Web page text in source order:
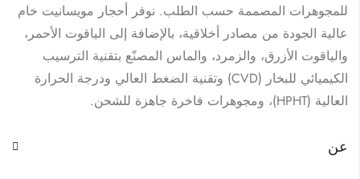
للمجوهرات المصممة حسب الطلب. نوفر أحجار مويسانيت خام
عالية الجودة من مصادر أخلاقية، بالإضافة إلى الياقوت الأحمر،
والياقوت الأزرق، والزمرد، والماس المصنّع بتقنية الترسيب
الكيميائي للبخار (CVD) وتقنية الضغط العالي ودرجة الحرارة
العالية (HPHT)، ومجوهرات فاخرة جاهزة للشحن.
عن